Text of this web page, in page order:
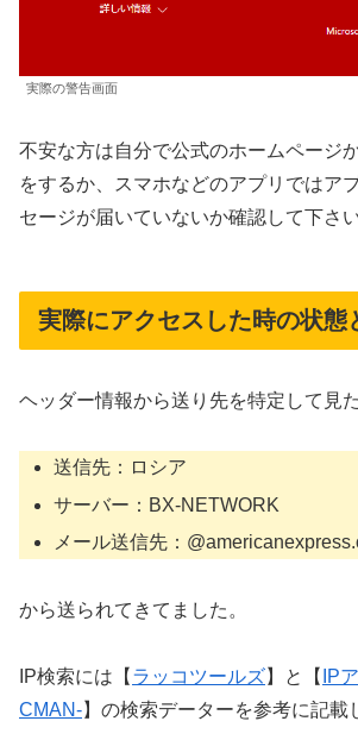
実際の警告画面
不安な方は自分で公式のホームページ
をするか、スマホなどのアプリではア
セージが届いていないか確認して下さい
実際にアクセスした時の状態
ヘッダー情報から送り先を特定して見
送信先：ロシア
サーバー：BX-NETWORK
メール送信先：
から送られてきてました。
IP検索には【 ラッコツールズ】と【 IP
CMAN-】の検索データーを参考に記載